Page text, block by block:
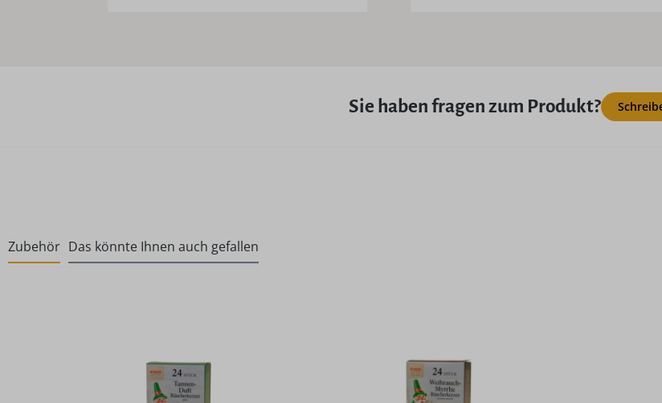
Sie haben fragen zum Produkt?
Zubehör Das könnte Ihnen auch gefallen